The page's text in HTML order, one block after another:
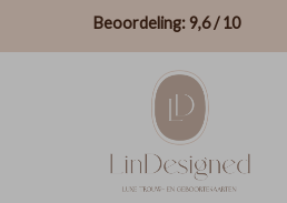
Beoordeling: 9,6 / 10